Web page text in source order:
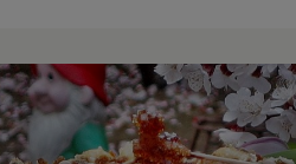
roz cu caramel sau capsuni